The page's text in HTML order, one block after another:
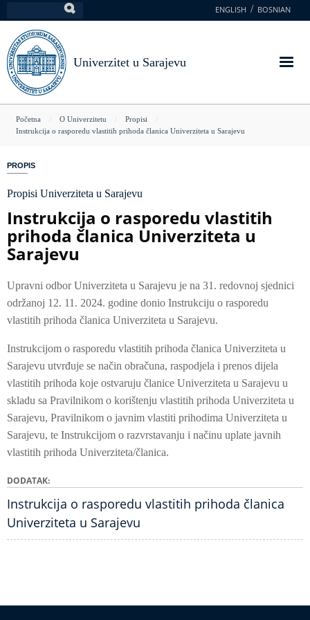
na
glavni
sadržaj
ENGLISH BOSNIAN
Univerzitet u Sarajevu
You
here
Početna O Univerzitetu
Propisi
Instrukcija o rasporedu vlastitih prihoda članica Univerziteta u Sarajevu
PROPIS
Propisi Univerziteta u Sarajevu
Instrukcija o rasporedu vlastitih
prihoda članica Univerziteta u
Sarajevu
Upravni odbor Univerziteta u Sarajevu je na 31. redovnoj sjednici
održanoj 12. 11. 2024. godine donio Instrukciju o rasporedu
vlastitih prihoda članica Univerziteta u Sarajevu.
Instrukcijom o rasporedu vlastitih prihoda članica Univerziteta u
Sarajevu utvrđuje se način obračuna, raspodjela i prenos dijela
vlastitih prihoda koje ostvaruju članice Univerziteta u Sarajevu u
skladu sa Pravilnikom o korištenju vlastitih prihoda Univerziteta u
Sarajevu, Pravilnikom o javnim vlastiti prihodima Univerziteta u
Sarajevu, te Instrukcijom o razvrstavanju i načinu uplate javnih
vlastitih prihoda Univerziteta/članica.
DODATAK
Instrukcija o rasporedu vlastitih prihoda članica
Univerziteta u Sarajevu